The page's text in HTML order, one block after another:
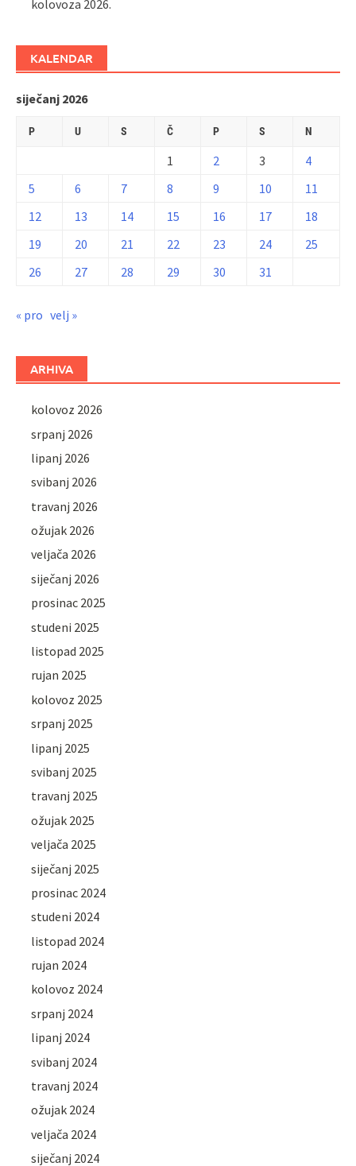
kolovoza 2026.
KALENDAR
siječanj 2026
P U S Č P S N
1 2 3
4
5
6 7 8 9 10
11
12
13 14 15 16 17
18
19
20 21 22 23 24
25
26
27 28 29 30 31
« pro velj »
ARHIVA
kolovoz 2026
srpanj 2026
lipanj 2026
svibanj 2026
travanj 2026
ožujak 2026
veljača 2026
siječanj 2026
prosinac 2025
studeni 2025
listopad 2025
rujan 2025
kolovoz 2025
srpanj 2025
lipanj 2025
svibanj 2025
travanj 2025
ožujak 2025
veljača 2025
siječanj 2025
prosinac 2024
studeni 2024
listopad 2024
rujan 2024
kolovoz 2024
srpanj 2024
lipanj 2024
svibanj 2024
travanj 2024
ožujak 2024
veljača 2024
siječanj 2024